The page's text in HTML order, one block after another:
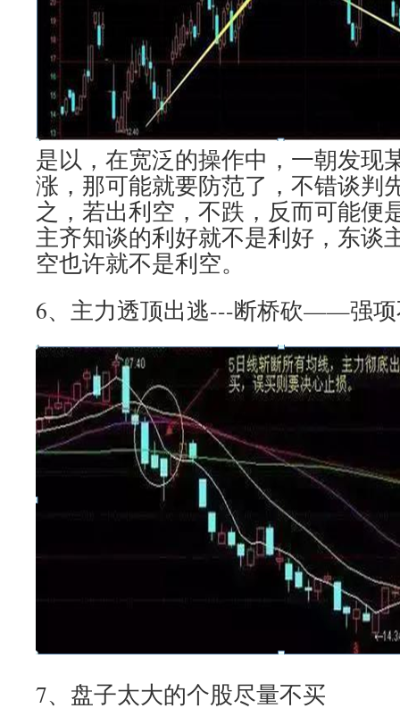
是以，在宽泛的操作中，一朝发现
涨，那可能就要防范了，不错谈判
之，若出利空，不跌，反而可能便
主齐知谈的利好就不是利好，东谈
空也许就不是利空。
6、主力透顶出逃---断桥砍——强
7、盘子太大的个股尽量不买